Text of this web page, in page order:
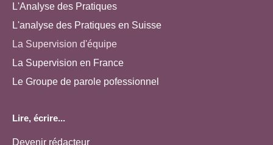
L'Analyse des Pratiques
L'analyse des Pratiques en Suisse
La Supervision d'équipe
La Supervision en France
Le Groupe de parole pofessionnel
Lire, écrire...
Devenir rédacteur